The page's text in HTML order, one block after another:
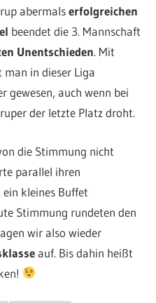
abermalserfolgreichen
beendet die 3. Mannschaft
Unentschieden. Mit
in dieser Liga
gewesen, auch wenn bei
der letzte Platz droht.
die Stimmung nicht
parallel ihren
ein kleines Buffet
Stimmung rundeten den
wir also wieder
auf. Bis dahin heißt